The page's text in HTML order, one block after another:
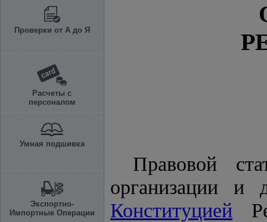
Проверки от А до Я
Расчеты с
персоналом
Умная подшивка
Экспортно-
Импортные Операции
Правовой
организации и
Конституцией